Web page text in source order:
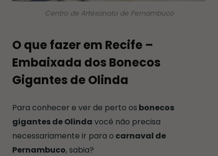
Centro de Artesanato de Pernambuco
O que fazer em Recife –
Embaixada dos Bonecos
Gigantes de Olinda
Para conhecer e ver de perto os bonecos
gigantes de Olinda você não precisa
necessariamente ir para o carnaval de
Pernambuco, sabia?